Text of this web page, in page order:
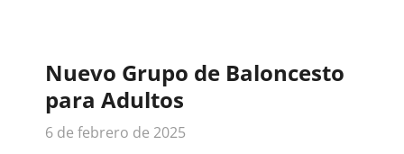
Nuevo Grupo de Baloncesto
para Adultos
6 de febrero de 2025